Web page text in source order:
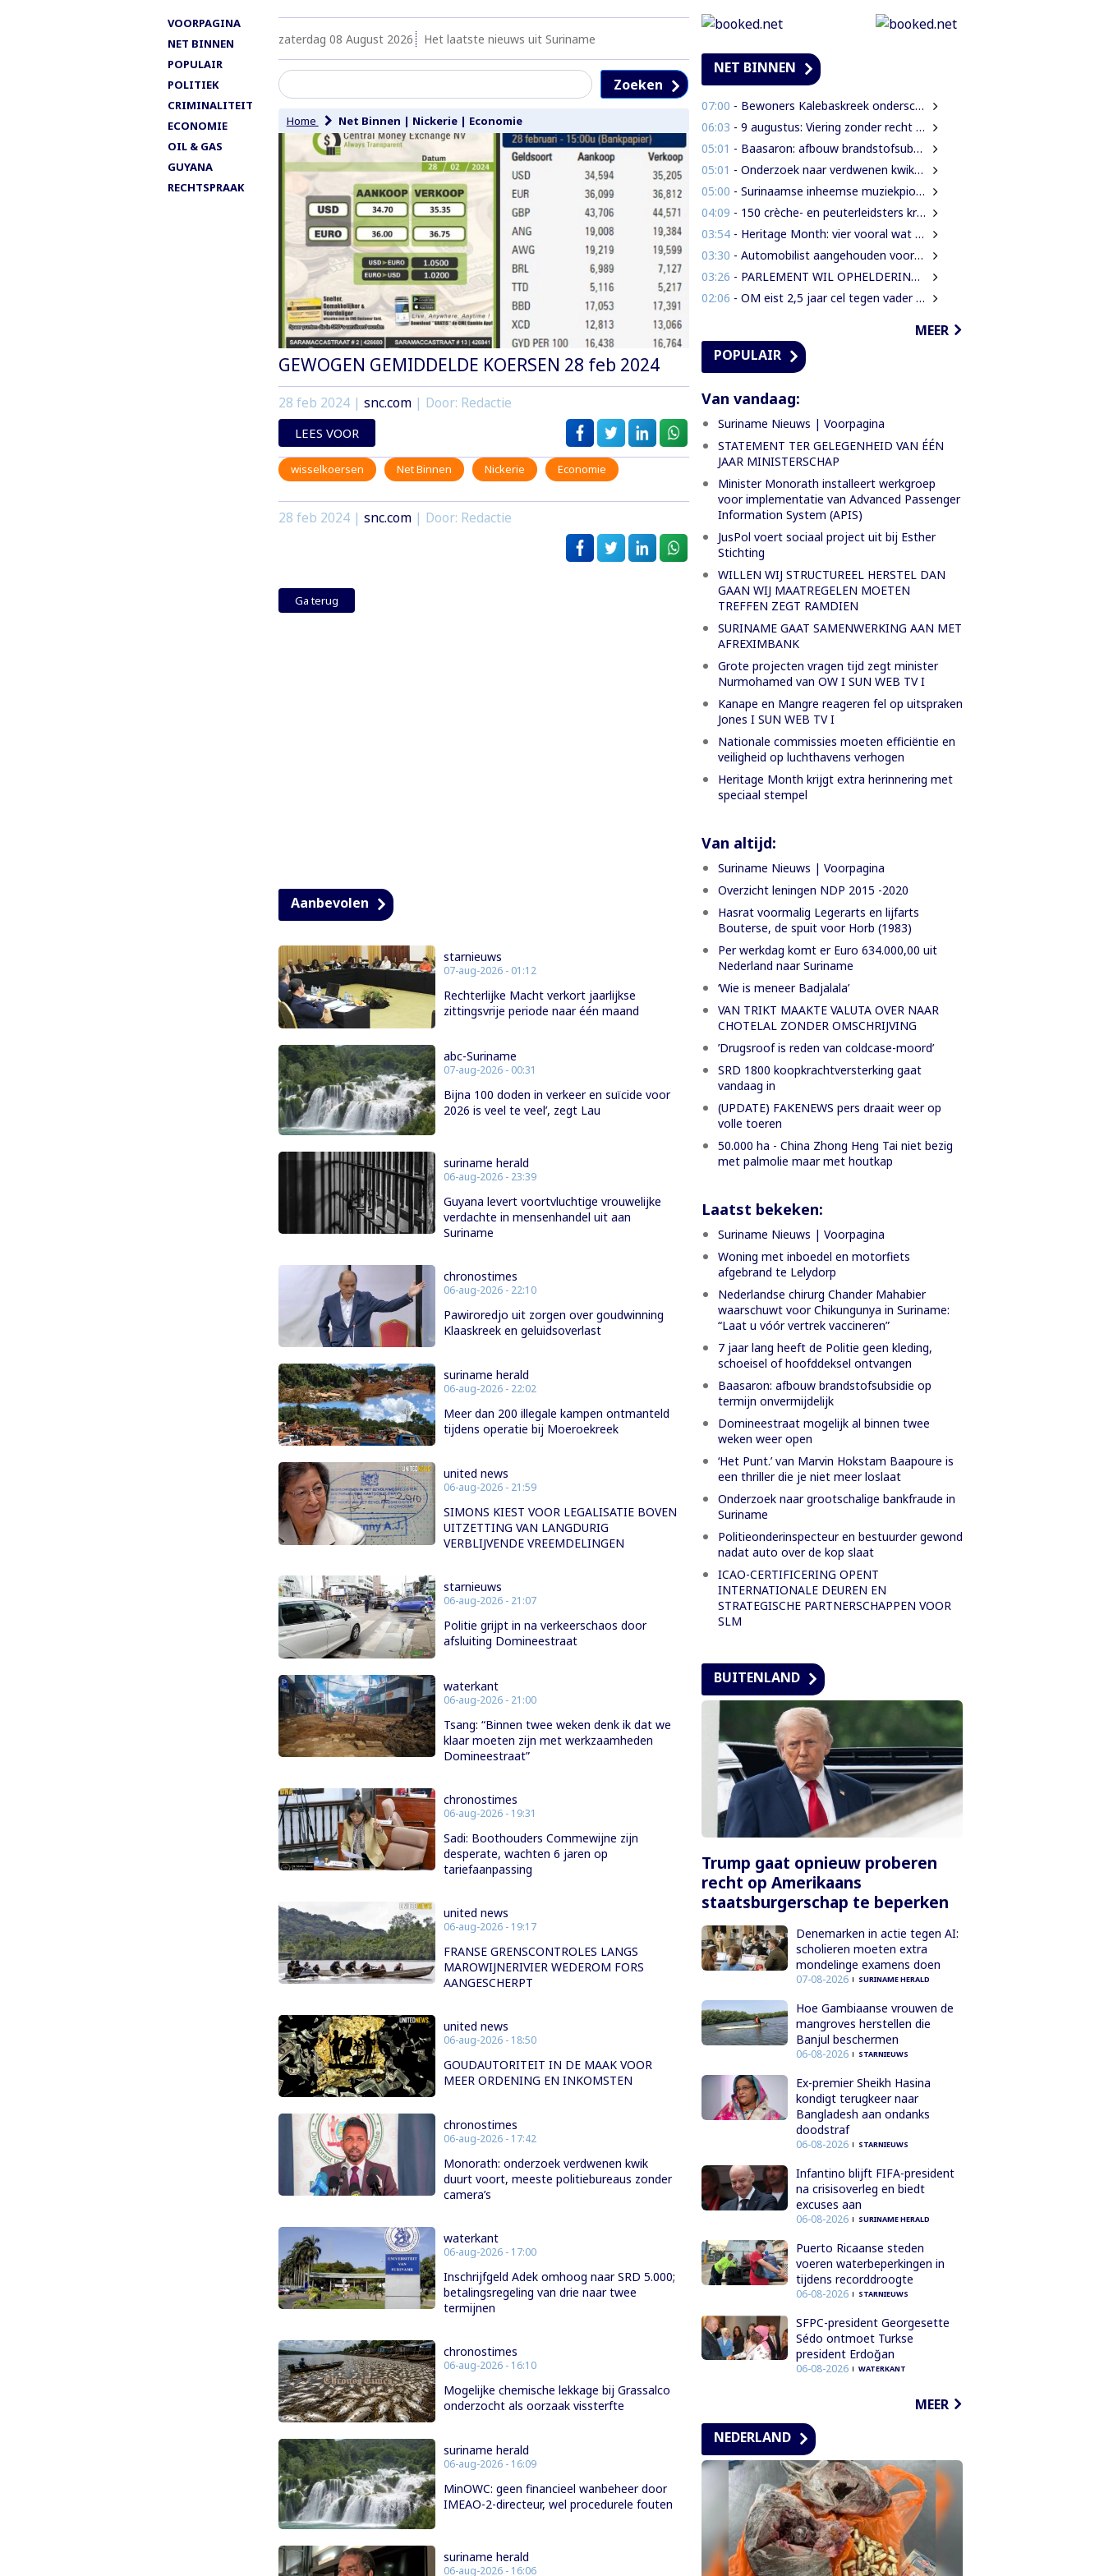
VOORPAGINA
NET BINNEN
POPULAIR
POLITIEK
CRIMINALITEIT
ECONOMIE
OIL & GAS
GUYANA
RECHTSPRAAK
zaterdag 08 August 2026 Het laatste nieuws uit Suriname
Zoeken
Home Net Binnen | Nickerie| Economie
GEWOGEN GEMIDDELDE KOERSEN 28 feb 2024
28 feb 2024| snc.com| Door: Redactie
LEES VOOR
wisselkoersen Net Binnen Nickerie Economie
28 feb 2024| snc.com| Door: Redactie
Ga terug
Aanbevolen
starnieuws
07-aug-2026 - 01:12
Rechterlijke Macht verkort jaarlijkse
zittingsvrije periode naar één maand
abc-Suriname
07-aug-2026 - 00:31
Bijna 100 doden in verkeer en suïcide voor
2026 is veel te veel’, zegt Lau
suriname herald
06-aug-2026 - 23:39
Guyana levert voortvluchtige vrouwelijke
verdachte in mensenhandel uit aan
Suriname
chronostimes
06-aug-2026 - 22:10
Pawiroredjo uit zorgen over goudwinning
Klaaskreek en geluidsoverlast
suriname herald
06-aug-2026 - 22:02
Meer dan 200 illegale kampen ontmanteld
tijdens operatie bij Moeroekreek
united news
06-aug-2026 - 21:59
SIMONS KIEST VOOR LEGALISATIE BOVEN
UITZETTING VAN LANGDURIG
VERBLIJVENDE VREEMDELINGEN
starnieuws
06-aug-2026 - 21:07
Politie grijpt in na verkeerschaos door
afsluiting Domineestraat
waterkant
06-aug-2026 - 21:00
Tsang: “Binnen twee weken denk ik dat we
klaar moeten zijn met werkzaamheden
Domineestraat”
chronostimes
06-aug-2026 - 19:31
Sadi: Boothouders Commewijne zijn
desperate, wachten 6 jaren op
tariefaanpassing
united news
06-aug-2026 - 19:17
FRANSE GRENSCONTROLES LANGS
MAROWIJNERIVIER WEDEROM FORS
AANGESCHERPT
united news
06-aug-2026 - 18:50
GOUDAUTORITEIT IN DE MAAK VOOR
MEER ORDENING EN INKOMSTEN
chronostimes
06-aug-2026 - 17:42
Monorath: onderzoek verdwenen kwik
duurt voort, meeste politiebureaus zonder
camera’s
waterkant
06-aug-2026 - 17:00
Inschrijfgeld Adek omhoog naar SRD 5.000;
betalingsregeling van drie naar twee
termijnen
chronostimes
06-aug-2026 - 16:10
Mogelijke chemische lekkage bij Grassalco
onderzocht als oorzaak vissterfte
suriname herald
06-aug-2026 - 16:09
MinOWC: geen financieel wanbeheer door
IMEAO-2-directeur, wel procedurele fouten
suriname herald
06-aug-2026 - 16:06
NET BINNEN
07:00 - Bewoners Kalebaskreek onderscheppen buitenlanders met illegaal geweer en communicatieapparatuur
06:03 - 9 augustus: Viering zonder recht is een lege ceremonie
05:01 - Baasaron: afbouw brandstofsubsidie op termijn onvermijdelijk
05:01 - Onderzoek naar verdwenen kwik nog altijd zonder resultaat
05:00 - Surinaamse inheemse muziekpionier Kariñha Basi krijgt oeuvreprijs in Rotterdam
04:09 - 150 crèche- en peuterleidsters krijgen training in verkeerseducatie
03:54- Heritage Month: vier vooral wat jij bent?
03:30 - Automobilist aangehouden voor dodelijke aanrijding met voetganger en doorrijden na ongeval
03:26 - PARLEMENT WIL OPHELDERING OVER VERDWENEN INBESLAGGENOMEN LEVENSMIDDELEN
02:06 - OM eist 2,5 jaar cel tegen vader in zaak rond mishandeling en verwaarlozing
MEER
POPULAIR
Van vandaag:
Suriname Nieuws | Voorpagina
STATEMENT TER GELEGENHEID VAN ÉÉN
JAAR MINISTERSCHAP
Minister Monorath installeert werkgroep
voor implementatie van Advanced Passenger
Information System (APIS)
JusPol voert sociaal project uit bij Esther
Stichting
WILLEN WIJ STRUCTUREEL HERSTEL DAN
GAAN WIJ MAATREGELEN MOETEN
TREFFEN ZEGT RAMDIEN
SURINAME GAAT SAMENWERKING AAN MET
AFREXIMBANK
Grote projecten vragen tijd zegt minister
Nurmohamed van OW I SUN WEB TV I
Kanape en Mangre reageren fel op uitspraken
Jones I SUN WEB TV I
Nationale commissies moeten efficiëntie en
veiligheid op luchthavens verhogen
Heritage Month krijgt extra herinnering met
speciaal stempel
Van altijd:
Suriname Nieuws | Voorpagina
Overzicht leningen NDP 2015 -2020
Hasrat voormalig Legerarts en lijfarts
Bouterse, de spuit voor Horb (1983)
Per werkdag komt er Euro 634.000,00 uit
Nederland naar Suriname
‘Wie is meneer Badjalala’
VAN TRIKT MAAKTE VALUTA OVER NAAR
CHOTELAL ZONDER OMSCHRIJVING
’Drugsroof is reden van coldcase-moord’
SRD 1800 koopkrachtversterking gaat
vandaag in
(UPDATE) FAKENEWS pers draait weer op
volle toeren
50.000 ha - China Zhong Heng Tai niet bezig
met palmolie maar met houtkap
Laatst bekeken:
Suriname Nieuws | Voorpagina
Woning met inboedel en motorfiets
afgebrand te Lelydorp
Nederlandse chirurg Chander Mahabier
waarschuwt voor Chikungunya in Suriname:
“Laat u vóór vertrek vaccineren”
7 jaar lang heeft de Politie geen kleding,
schoeisel of hoofddeksel ontvangen
Baasaron: afbouw brandstofsubsidie op
termijn onvermijdelijk
Domineestraat mogelijk al binnen twee
weken weer open
‘Het Punt.’ van Marvin Hokstam Baapoure is
een thriller die je niet meer loslaat
Onderzoek naar grootschalige bankfraude in
Suriname
Politieonderinspecteur en bestuurder gewond
nadat auto over de kop slaat
ICAO-CERTIFICERING OPENT
INTERNATIONALE DEUREN EN
STRATEGISCHE PARTNERSCHAPPEN VOOR
SLM
BUITENLAND
Trump gaat opnieuw proberen
recht op Amerikaans
staatsburgerschap te beperken
Denemarken in actie tegen AI:
scholieren moeten extra
mondelinge examens doen
07-08-2026 SURINAME HERALD
Hoe Gambiaanse vrouwen de
mangroves herstellen die
Banjul beschermen
06-08-2026 STARNIEUWS
Ex-premier Sheikh Hasina
kondigt terugkeer naar
Bangladesh aan ondanks
doodstraf
06-08-2026 STARNIEUWS
Infantino blijft FIFA-president
na crisisoverleg en biedt
excuses aan
06-08-2026 SURINAME HERALD
Puerto Ricaanse steden
voeren waterbeperkingen in
tijdens recorddroogte
06-08-2026 STARNIEUWS
SFPC-president Georgesette
Sédo ontmoet Turkse
president Erdoğan
06-08-2026 WATERKANT
MEER
NEDERLAND